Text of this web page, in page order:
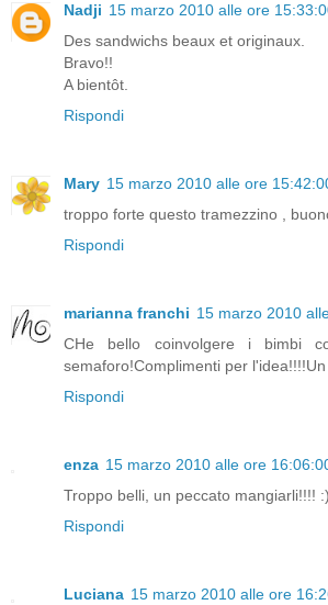
Nadji 15 marzo 2010 alle ore
Des sandwichs beaux et originaux.
Bravo!!
A bientôt.
Rispondi
Mary 15 marzo 2010 alle ore
troppo forte questo tramezzino ,
Rispondi
marianna franchi 15 marzo 2010
CHe bello coinvolgere i bimbi
semaforo!Complimenti per
Rispondi
enza 15 marzo 2010 alle ore
Troppo belli, un peccato mangiarli!!!!
Rispondi
Luciana 15 marzo 2010 alle ore